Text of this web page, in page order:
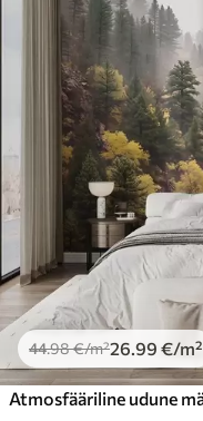
44.98€/m²26.99 €/m²